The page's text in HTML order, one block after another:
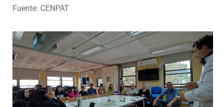
Fuente: CENPAT